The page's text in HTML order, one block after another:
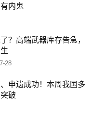
内鬼
？高端武器库存告急，
28
申遗成功！本周我国多
破